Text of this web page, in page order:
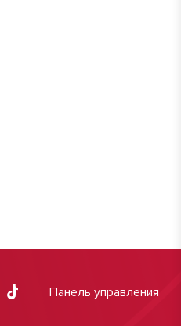
Панель управления